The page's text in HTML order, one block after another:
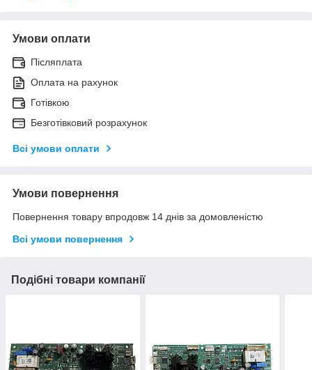
Умови оплати
Післяплата
Оплата на рахунок
Готівкою
Безготівковий розрахунок
Всі умови оплати
Умови повернення
Повернення товару впродовж 14 днів за домовленістю
Всі умови повернення
Подібні товари компанії